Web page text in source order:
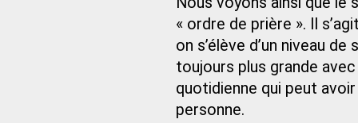
« ordre de prière ». Il
on s’élève d’un niveau
toujours plus grande
quotidienne qui peut
personne.